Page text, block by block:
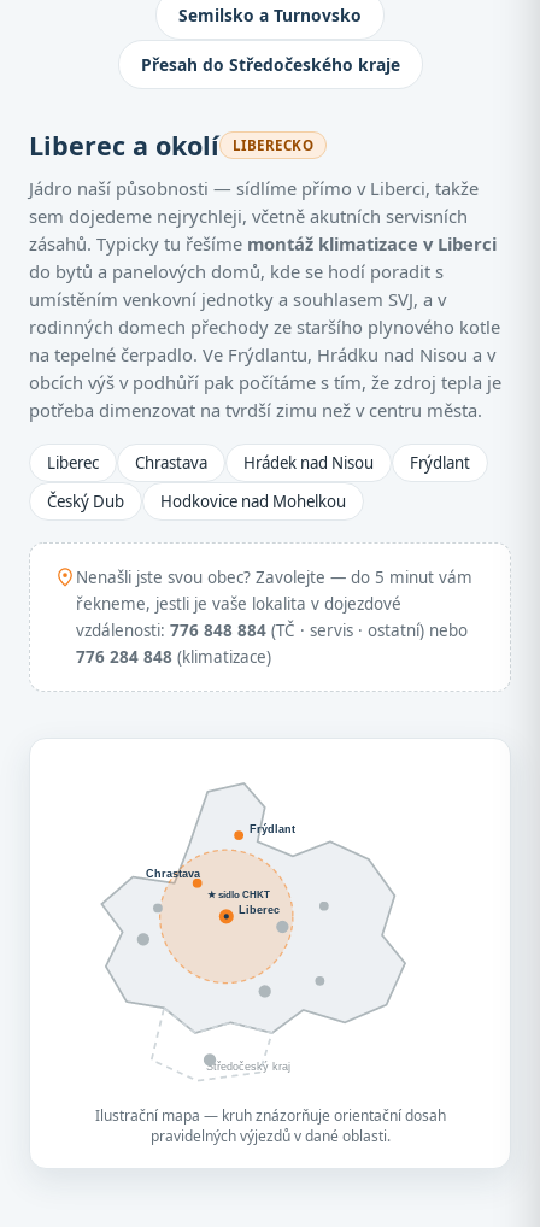
Semilsko a Turnovsko
Přesah do Středočeského kraje
Liberec a okolí LIBERECKO
Jádro naší působnosti — sídlíme přímo v Liberci, takže
sem dojedeme nejrychleji, včetně akutních servisních
zásahů. Typicky tu řešíme montáž klimatizace v Liberci
do bytů a panelových domů, kde se hodí poradit s
umístěním venkovní jednotky a souhlasem SVJ, a v
rodinných domech přechody ze staršího plynového kotle
na tepelné čerpadlo. Ve Frýdlantu, Hrádku nad Nisou a v
obcích výš v podhůří pak počítáme s tím, že zdroj tepla je
potřeba dimenzovat na tvrdší zimu než v centru města.
Liberec Chrastava Hrádek nad Nisou
Frýdlant
Český Dub
Hodkovice nad Mohelkou
Nenašli jste svou obec? Zavolejte — do 5 minut vám
řekneme, jestli je vaše lokalita v dojezdové
vzdálenosti: 776 848 884 (TČ · servis · ostatní) nebo
776 284 848 (klimatizace)
Středočeský kraj
Liberec
Chrastava
Frýdlant
★ sídlo CHKT
Ilustrační mapa — kruh znázorňuje orientační dosah
pravidelných výjezdů v dané oblasti.